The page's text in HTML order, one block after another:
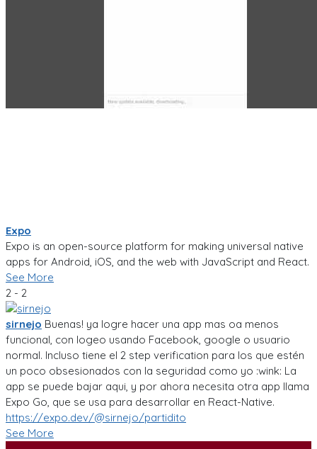
Expo
Expo is an open-source platform for making universal native
apps for Android, iOS, and the web with JavaScript and React.
See More
2 - 2
sirnejo Buenas! ya logre hacer una app mas oa menos
funcional, con logeo usando Facebook, google o usuario
normal. Incluso tiene el 2 step verification para los que estén
un poco obsesionados con la seguridad como yo :wink: La
app se puede bajar aqui, y por ahora necesita otra app llama
Expo Go, que se usa para desarrollar en React-Native.
https://expo.dev/@sirnejo/partidito
See More